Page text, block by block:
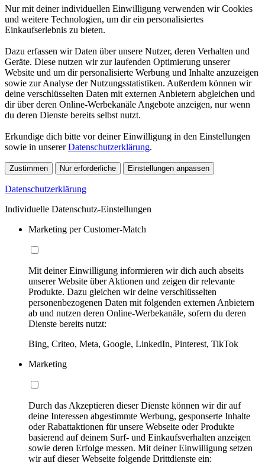
Nur mit deiner individuellen Einwilligung verwenden wir Cookies
und weitere Technologien, um dir ein personalisiertes
Einkaufserlebnis zu bieten.
Dazu erfassen wir Daten über unsere Nutzer, deren Verhalten und
Geräte. Diese nutzen wir zur laufenden Optimierung unserer
Website und um dir personalisierte Werbung und Inhalte anzuzeigen
sowie zur Analyse der Nutzungsstatistiken. Außerdem können wir
deine verschlüsselten Daten mit externen Anbietern abgleichen und
dir über deren Online-Werbekanäle Angebote anzeigen, nur wenn
du deren Dienste bereits selbst nutzt.
Erkundige dich bitte vor deiner Einwilligung in den Einstellungen
sowie in unsererDatenschutzerklärung.
Zustimmen Nur erforderliche Einstellungen anpassen
Datenschutzerklärung
Individuelle Datenschutz-Einstellungen
Marketing per Customer-Match
Mit deiner Einwilligung informieren wir dich auch abseits
unserer Website über Aktionen und zeigen dir relevante
Produkte. Dazu gleichen wir deine verschlüsselten
personenbezogenen Daten mit folgenden externen Anbietern
ab und nutzen deren Online-Werbekanäle, sofern du deren
Dienste bereits nutzt:
Bing, Criteo, Meta, Google, LinkedIn, Pinterest, TikTok
Marketing
Durch das Akzeptieren dieser Dienste können wir dir auf
deine Interessen abgestimmte Werbung, gesponserte Inhalte
oder Rabattaktionen für unsere Webseite oder Produkte
basierend auf deinem Surf- und Einkaufsverhalten anzeigen
sowie deren Erfolge messen. Mit deiner Einwilligung setzen
wir auf dieser Webseite folgende Drittdienste ein: